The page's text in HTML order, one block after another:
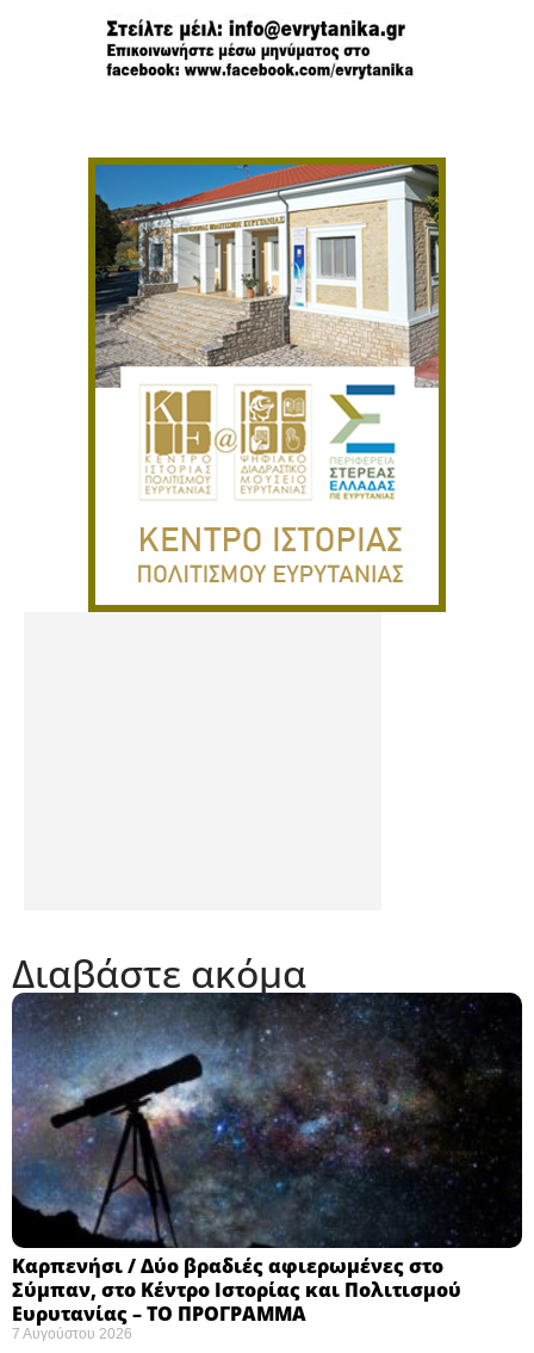
Διαβάστε ακόμα
Καρπενήσι / Δύο βραδιές αφιερωμένες στο
Σύμπαν, στο Κέντρο Ιστορίας και Πολιτισμού
Ευρυτανίας – ΤΟ ΠΡΟΓΡΑΜΜΑ
7 Αυγούστου 2026